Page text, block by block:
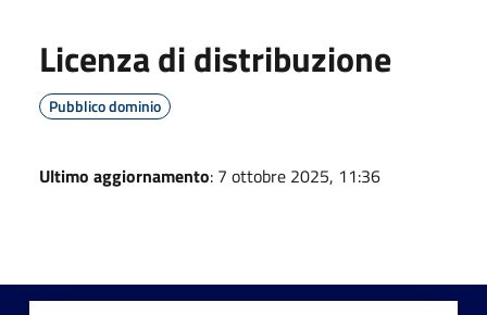
Licenza di distribuzione
Pubblico dominio
Ultimo aggiornamento: 7 ottobre 2025, 11:36